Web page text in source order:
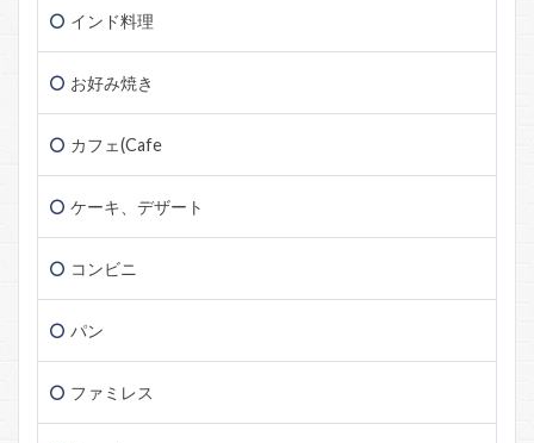
インド料理
お好み焼き
カフェ(Cafe
ケーキ、デザート
コンビニ
パン
ファミレス